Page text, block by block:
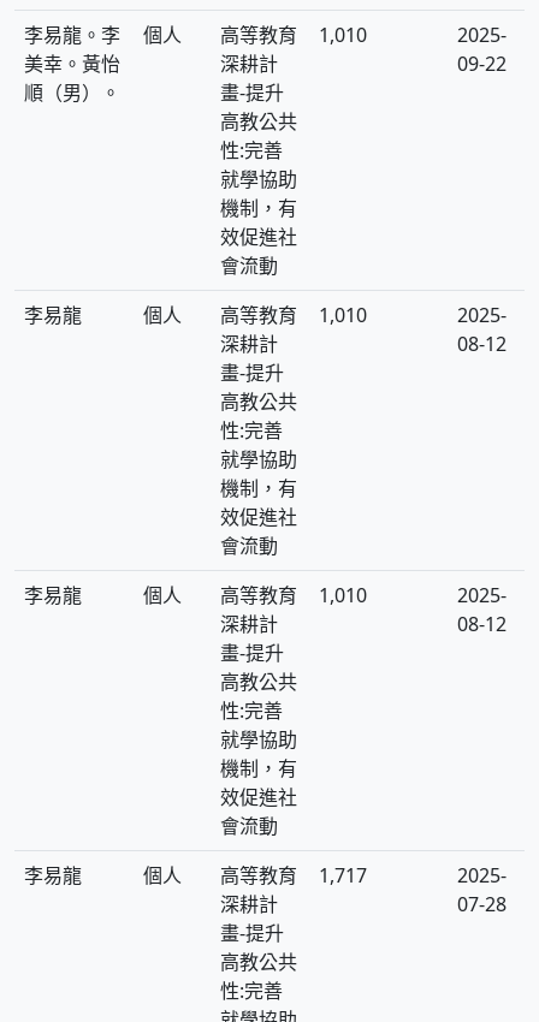
李易龍。李
美幸。黃怡
順（男）。
個人
高等教育
深耕計
畫-提升
高教公共
性:完善
就學協助
機制，有
效促進社
會流動
1,010
2025-
09-22
李易龍 個人
高等教育
深耕計
畫-提升
高教公共
性:完善
就學協助
機制，有
效促進社
會流動
1,010
2025-
08-12
李易龍 個人
高等教育
深耕計
畫-提升
高教公共
性:完善
就學協助
機制，有
效促進社
會流動
1,010
2025-
08-12
李易龍 個人
高等教育
深耕計
畫-提升
高教公共
性:完善
1,717
2025-
07-28